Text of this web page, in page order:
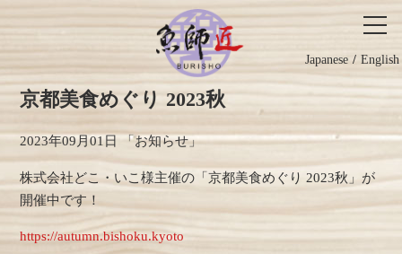
Japanese English
京都美食めぐり 2023秋
2023年09月01日 「お知らせ」
株式会社どこ・いこ様主催の「京都美食めぐり 2023秋」が
開催中です！
https://autumn.bishoku.kyoto